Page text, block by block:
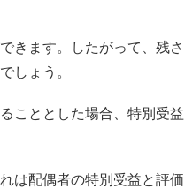
きます。したがって、残さ
しょう。
こととした場合、特別受益
は配偶者の特別受益と評価